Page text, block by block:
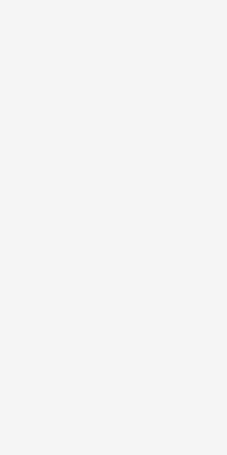
3000SP
48V Zulässiger